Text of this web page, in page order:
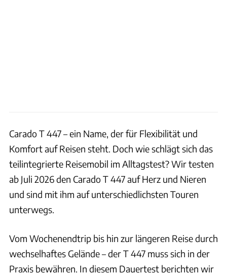
Carado T 447 – ein Name, der für Flexibilität und
Komfort auf Reisen steht. Doch wie schlägt sich das
teilintegrierte Reisemobil im Alltagstest? Wir testen
ab Juli 2026 den Carado T 447 auf Herz und Nieren
und sind mit ihm auf unterschiedlichsten Touren
unterwegs.
Vom Wochenendtrip bis hin zur längeren Reise durch
wechselhaftes Gelände – der T 447 muss sich in der
Praxis bewähren. In diesem Dauertest berichten wir